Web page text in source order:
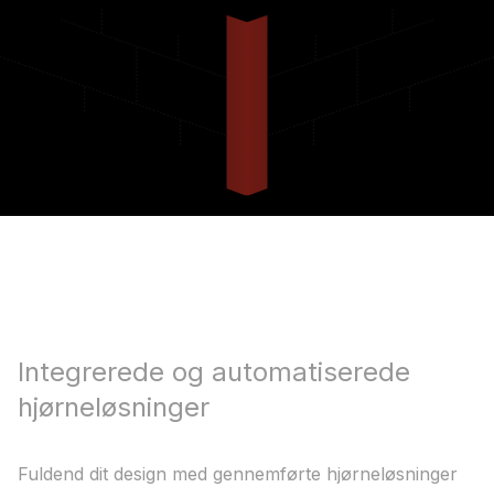
Integrerede og automatiserede
hjørneløsninger
Fuldend dit design med gennemførte hjørneløsninger